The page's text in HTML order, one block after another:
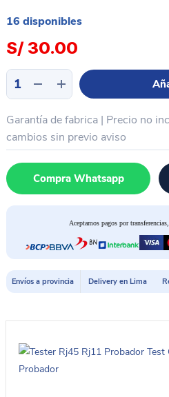
16 disponibles
S/ 30.00
Tester
Rj45
Probador
Test
Cable
Red
Testeador
Probador
Garantía de fabrica | Precio no
cambios sin previo aviso
Compra Whatsapp
Aceptamos pagos por
Envíos a provincia Delivery en Lima